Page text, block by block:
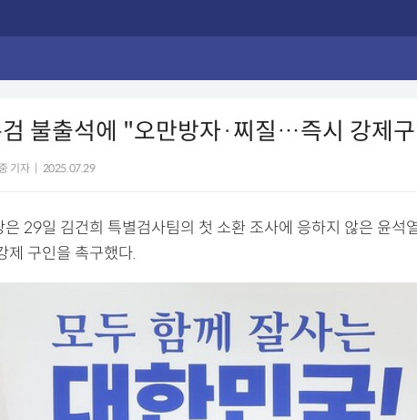
불출석에 "오만방자·찌질…즉시 강제
기자 2025.07.29
은 29일 김건희 특별검사팀의 첫 소환 조사에 응하지 않은 윤석
제 구인을 촉구했다.